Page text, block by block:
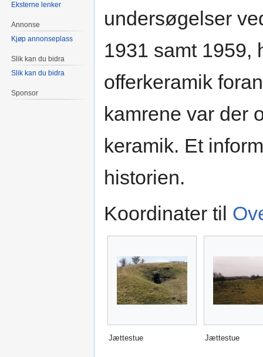
undersøgelser
1931 samt 1959,
offerkeramik
kamrene var der
keramik. Et
historien.
Koordinater til
Jættestue Jættestue
Eksterne lenker
Annonse
Kjøp annonseplass
Slik kan du bidra
Slik kan du bidra
Sponsor